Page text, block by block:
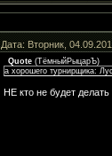
Дата: Вторник,
Quote (ТёмныйРыцарЪ)
а хорошего турнирщика:
НЕ кто не будет